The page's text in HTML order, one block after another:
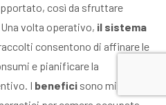
così da sfruttare
volta operativo, il sistema
consentono di affinare le
e pianificare la
I benefici sono misurabili